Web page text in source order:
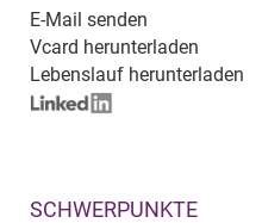
E-Mail senden
Vcard herunterladen
Lebenslauf herunterladen
SCHWERPUNKTE